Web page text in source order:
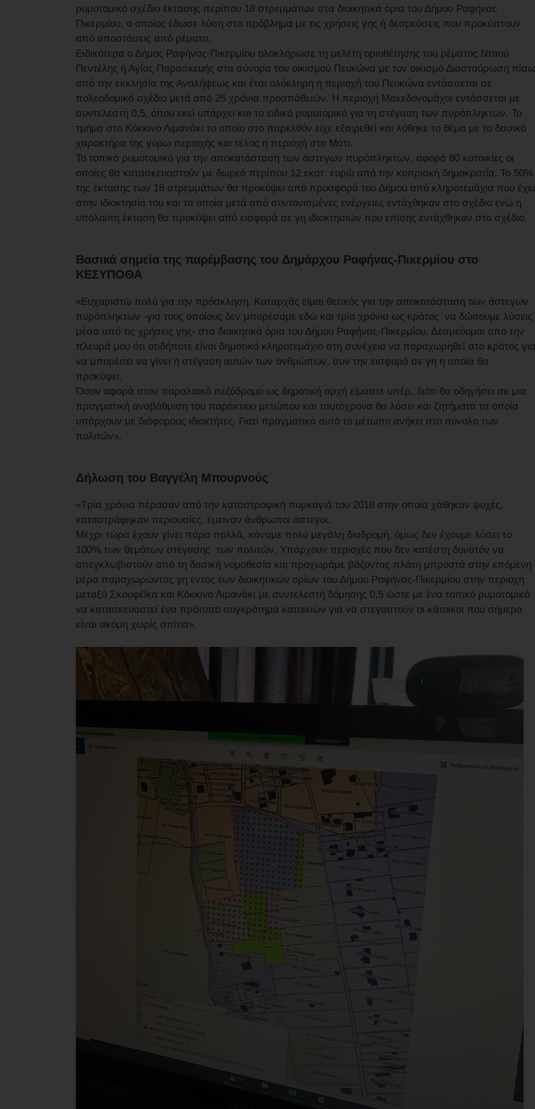
ρυμοτομικό σχέδιο έκτασης περίπου 18 στρεμμάτων στα διοικητικά όρια του Δήμου Ραφήνας
Πικερμίου, ο οποίος έδωσε λύση στο πρόβλημα με τις χρήσεις γης ή δεσμεύσεις που προκύπτουν
από αποστάσεις από ρέματα.
Ειδικότερα ο Δήμος Ραφήνας-Πικερμίου ολοκλήρωσε τη μελέτη οριοθέτησης του ρέματος Νταού
Πεντέλης ή Αγίας Παρασκευής στα σύνορα του οικισμού Πευκώνα με τον οικισμό Διασταύρωση πίσω
από την εκκλησία της Αναλήψεως και έτσι ολόκληρη η περιοχή του Πευκώνα εντάσσεται σε
πολεοδομικό σχέδιο μετά από 25 χρόνια προσπάθειών. Η περιοχή Μακεδονομάχοι εντάσσεται με
συντελεστή 0,5, όπου εκεί υπάρχει και το ειδικό ρυμοτομικό για τη στέγαση των πυρόπληκτων. Το
τμήμα στο Κόκκινο Λιμανάκι το οποίο στο παρελθόν είχε εξαιρεθεί και λύθηκε το θέμα με το δασικό
χαρακτήρα της γύρω περιοχής και τέλος η περιοχή στο Μάτι.
Το τοπικό ρυμοτομικό για την αποκατάσταση των άστεγων πυρόπληκτων, αφορά 80 κατοικίες οι
οποίες θα κατασκευαστούν με δωρεά περίπου 12 εκατ. ευρώ από την κυπριακή δημοκρατία. Το 50%
της έκτασης των 18 στρεμμάτων θα προκύψει από προσφορά του Δήμου από κληροτεμάχια που έχει
στην ιδιοκτησία του και τα οποία μετά από συντονισμένες ενέργειες εντάχθηκαν στο σχέδιο ενώ η
υπόλοιπη έκταση θα προκύψει από εισφορά σε γη ιδιοκτησιών που επίσης εντάχθηκαν στο σχέδιο.
Βασικά σημεία της παρέμβασης του Δημάρχου Ραφήνας-Πικερμίου στο
ΚΕΣΥΠΟΘΑ
«Ευχαριστώ πολύ για την πρόσκληση. Καταρχάς είμαι θετικός για την αποκατάσταση των άστεγων
πυρόπληκτων -για τους οποίους δεν μπορέσαμε εδώ και τρία χρόνια ως κράτος να δώσουμε λύσεις
μέσα από τις χρήσεις γης- στα διοικητικά όρια του Δήμου Ραφήνας-Πικερμίου. Δεσμεύομαι από την
πλευρά μου ότι οτιδήποτε είναι δημοτικό κληροτεμάχιο στη συνέχεια να παραχωρηθεί στο κράτος για
να μπορέσει να γίνει η στέγαση αυτών των ανθρώπων, συν την εισφορά σε γη η οποία θα
προκύψει.
Όσον αφορά στον παραλιακό πεζόδρομο ως δημοτική αρχή είμαστε υπέρ, διότι θα οδηγήσει σε μια
πραγματική αναβάθμιση του παράκτιου μετώπου και ταυτόχρονα θα λύσει και ζητήματα τα οποία
υπάρχουν με διάφορους ιδιοκτήτες. Γιατί πραγματικά αυτό το μέτωπο ανήκει στο σύνολο των
πολιτών».
Δήλωση του Βαγγέλη Μπουρνούς
«Τρία χρόνια πέρασαν από την καταστροφική πυρκαγιά του 2018 στην οποία χάθηκαν ψυχές,
καταστράφηκαν περιουσίες, έμειναν άνθρωποι άστεγοι.
Μέχρι τώρα έχουν γίνει πάρα πολλά, κάναμε πολύ μεγάλη διαδρομή, όμως δεν έχουμε λύσει το
100% των θεμάτων στέγασης των πολιτών. Υπάρχουν περιοχές που δεν κατέστη δυνατόν να
απεγκλωβιστούν από τη δασική νομοθεσία και προχωράμε βάζοντας πλάτη μπροστά στην επόμενη
μέρα παραχωρώντας γη εντός των διοικητικών ορίων του Δήμου Ραφήνας-Πικερμίου στην περιοχή
μεταξύ Σκουφέϊκα και Κόκκινο Λιμανάκι με συντελεστή δόμησης 0,5 ώστε με ένα τοπικό ρυμοτομικό
να κατασκευαστεί ένα πρότυπο συγκρότημα κατοικιών για να στεγαστούν οι κάτοικοι που σήμερα
είναι ακόμη χωρίς σπίτια».